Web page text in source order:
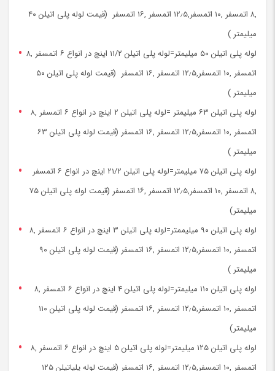
,۸ اتمسفر ,۱۰ اتمسفر,۱۲٫۵ اتمسفر ,۱۶ اتمسفر (قیمت لوله پلی اتیلن ۴۰
میلیمتر )
لوله پلی اتیلن ۵۰ میلیمتر=لوله پلی اتیلن ۱۱/۲ اینچ در انواع ۶ اتمسفر ,۸
اتمسفر ,۱۰ اتمسفر,۱۲٫۵ اتمسفر ,۱۶ اتمسفر (قیمت لوله پلی اتیلن ۵۰
میلیمتر )
لوله پلی اتیلن ۶۳ میلیمتر =لوله پلی اتیلن ۲ اینچ در انواع ۶ اتمسفر ,۸
اتمسفر ,۱۰ اتمسفر,۱۲٫۵ اتمسفر ,۱۶ اتمسفر (قیمت لوله پلی اتیلن ۶۳
میلیمتر )
لوله پلی اتیلن ۷۵ میلیمتر=لوله پلی اتیلن ۲۱/۲ اینچ در انواع ۶ اتمسفر
,۸ اتمسفر ,۱۰ اتمسفر,۱۲٫۵ اتمسفر ,۱۶ اتمسفر (قیمت لوله پلی اتیلن ۷۵
میلیمتر)
لوله پلی اتیلن ۹۰ میلیممتر=لوله پلی اتیلن ۳ اینچ در انواع ۶ اتمسفر ,۸
اتمسفر ,۱۰ اتمسفر,۱۲٫۵ اتمسفر ,۱۶ اتمسفر (قیمت لوله پلی اتیلن ۹۰
میلیمتر )
لوله پلی اتیلن ۱۱۰ میلیمتر=لوله پلی اتیلن ۴ اینچ در انواع ۶ اتمسفر ,۸
اتمسفر ,۱۰ اتمسفر,۱۲٫۵ اتمسفر ,۱۶ اتمسفر (قیمت لوله پلی اتیلن ۱۱۰
میلیمتر)
لوله پلی اتیلن ۱۲۵ میلیمتر=لوله پلی اتیلن ۵ اینچ در انواع ۶ اتمسفر ,۸
اتمسفر ,۱۰ اتمسفر,۱۲٫۵ اتمسفر ,۱۶ اتمسفر (قیمت لوله پلیاتیلن ۱۲۵